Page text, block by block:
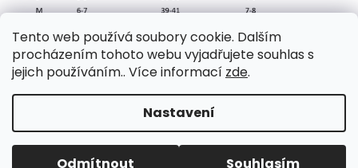
Tento web používá soubory cookie. Dalším
procházením tohoto webu vyjadřujete souhlas s
jejich používáním.. Více informací zde.
Nastavení
Odmítnout Souhlasím
á
Copyright 2026Vybavení pro arboristiku. Všechna
práva vyhrazena.
Upravit nastavení cookies